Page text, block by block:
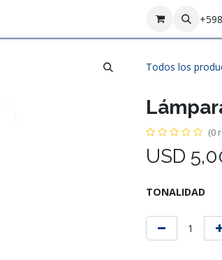
Todos los
(0
USD
TONALIDAD